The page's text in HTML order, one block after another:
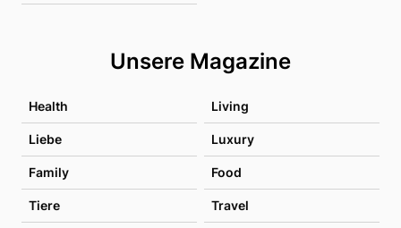
Unsere Magazine
Health Living
Liebe Luxury
Family Food
Tiere Travel